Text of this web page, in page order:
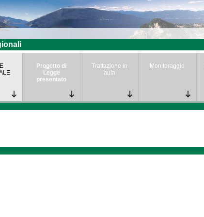
Progetto di
Legge
presentato
Trattazione in
aula
Monitoraggio